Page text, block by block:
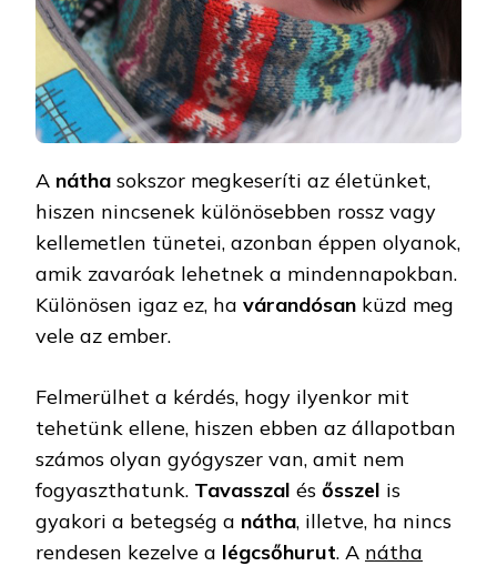
A nátha sokszor megkeseríti az életünket,
hiszen nincsenek különösebben rossz vagy
kellemetlen tünetei, azonban éppen olyanok,
amik zavaróak lehetnek a mindennapokban.
Különösen igaz ez, ha várandósan küzd meg
vele az ember.
Felmerülhet a kérdés, hogy ilyenkor mit
tehetünk ellene, hiszen ebben az állapotban
számos olyan gyógyszer van, amit nem
fogyaszthatunk. Tavasszal és ősszel is
gyakori a betegség a nátha, illetve, ha nincs
rendesen kezelve a légcsőhurut. A nátha